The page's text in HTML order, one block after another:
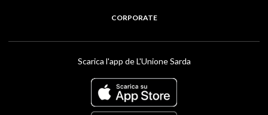
CORPORATE
Scarica l'app de L'Unione Sarda